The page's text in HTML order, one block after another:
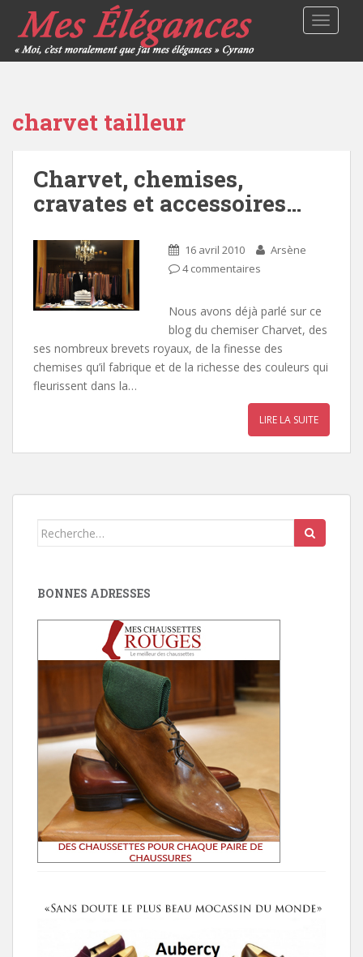
charvet tailleur
Charvet, chemises,
cravates et accessoires…
16 avril 2010
Arsène
4 commentaires
Nous avons déjà parlé sur ce
blog du chemiser Charvet, des
ses nombreux brevets royaux, de la finesse des
chemises qu’il fabrique et de la richesse des couleurs qui
fleurissent dans la…
LIRE LA SUITE
Search
BONNES ADRESSES